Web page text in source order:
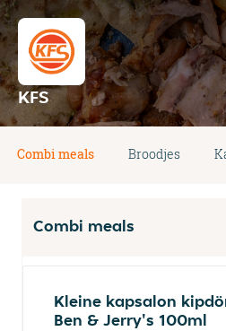
KFS
Combi meals Broodjes
Combi meals
Kleine kapsalon
Ben & Jerry's 100ml